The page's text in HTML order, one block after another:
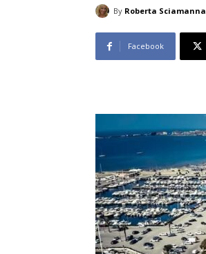
By Roberta Sciamanna
Facebook